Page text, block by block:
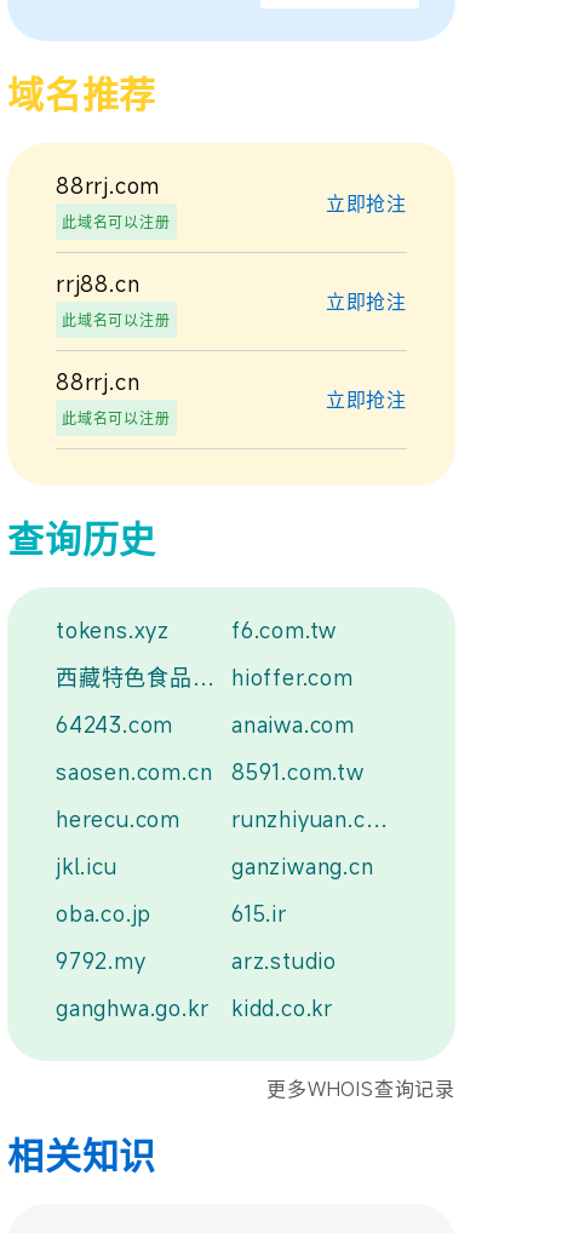
域名推荐
88rrj.com
此域名可以注册
立即抢注
rrj88.cn
此域名可以注册
立即抢注
88rrj.cn
此域名可以注册
立即抢注
查询历史
tokens.xyz
f6.com.tw
西藏特色食品.中国
hioffer.com
64243.com
anaiwa.com
saosen.com.cn
8591.com.tw
herecu.com
runzhiyuan.com
jkl.icu
ganziwang.cn
oba.co.jp
615.ir
9792.my
arz.studio
ganghwa.go.kr
kidd.co.kr
更多WHOIS查询记录
相关知识